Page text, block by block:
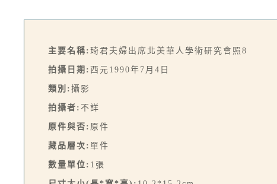
主要名稱: 琦君夫婦出席北美華人學術研究會照8
拍攝日期: 西元1990年7月4日
類別: 攝影
拍攝者: 不詳
原件與否: 原件
藏品層次: 單件
數量單位: 1張